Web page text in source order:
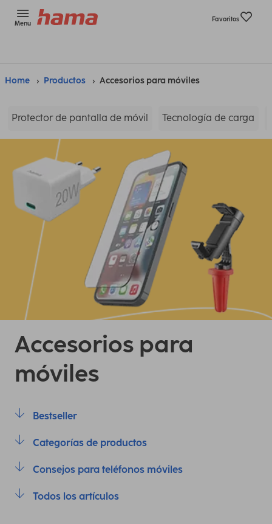
Menu
Favoritos
Home Productos Accesorios para móviles
Protector de pantalla de móvil Tecnología de carga
Accesorios para
móviles
Bestseller
Categorías de productos
Consejos para teléfonos móviles
Todos los artículos